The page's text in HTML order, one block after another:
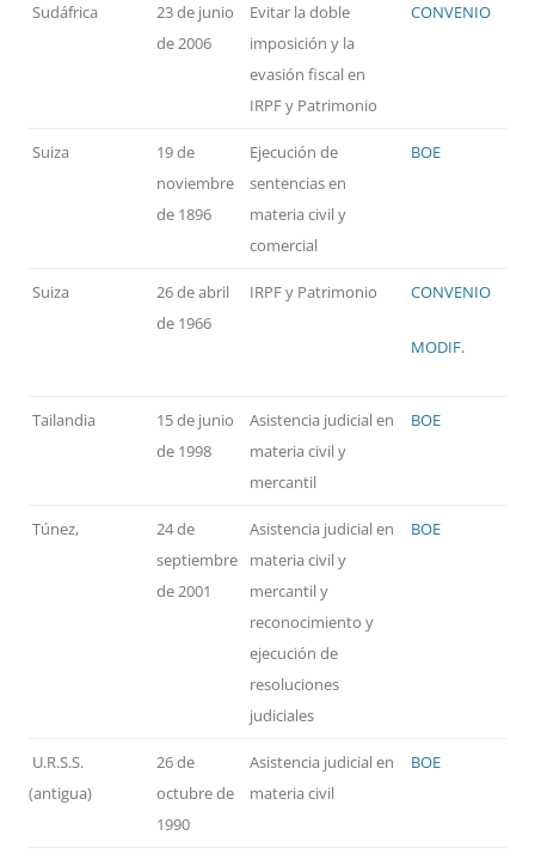
Sudáfrica
23 de junio
de 2006
Evitar la doble
imposición y la
evasión fiscal en
IRPF y Patrimonio
CONVENIO
Suiza
19 de
noviembre
de 1896
Ejecución de
sentencias en
materia civil y
comercial
BOE
Suiza
26 de abril
de 1966
IRPF y Patrimonio CONVENIO
MODIF.
Tailandia
15 de junio
de 1998
Asistencia judicial en
materia civil y
mercantil
BOE
Túnez,
24 de
septiembre
de 2001
Asistencia judicial en
materia civil y
mercantil y
reconocimiento y
ejecución de
resoluciones
judiciales
BOE
U.R.S.S.
(antigua)
26 de
octubre de
1990
Asistencia judicial en
materia civil
BOE